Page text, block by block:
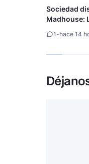
Sociedad
Madhouse:
1-hace 14